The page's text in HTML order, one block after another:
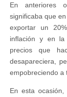
En anteriores
significaba que
exportar un
inflación y en la
precios que
desapareciera,
empobreciendo a
En esta